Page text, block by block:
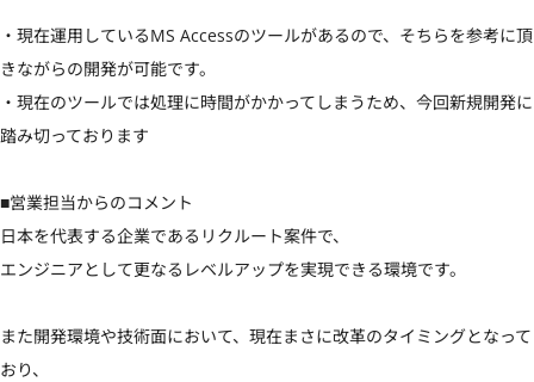
・現在運用しているMS Accessのツールがあるので、そちらを参考に頂
きながらの開発が可能です。
・現在のツールでは処理に時間がかかってしまうため、今回新規開発に
踏み切っております
■営業担当からのコメント
日本を代表する企業であるリクルート案件で、
エンジニアとして更なるレベルアップを実現できる環境です。
また開発環境や技術面において、現在まさに改革のタイミングとなって
おり、